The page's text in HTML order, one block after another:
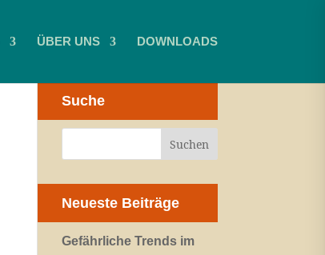
ÜBER UNS DOWNLOADS
Suche
Neueste Beiträge
Gefährliche Trends im